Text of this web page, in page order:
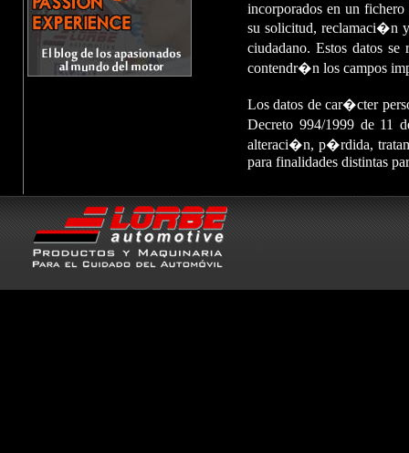
incorporados en un
su solicitud, reclamaci�n
ciudadano. Estos datos
contendr�n los campos
Los datos de car�cter
Decreto 994/1999 de 11
alteraci�n, p�rdida,
para finalidades distintas